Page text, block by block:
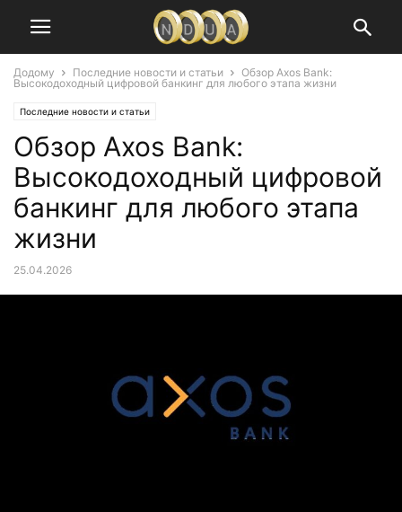
Додому Последние новости и статьи
Обзор Axos Bank:
Высокодоходный цифровой банкинг для любого этапа жизни
Последние новости и статьи
Обзор Axos Bank:
Высокодоходный цифровой
банкинг для любого этапа
жизни
25.04.2026